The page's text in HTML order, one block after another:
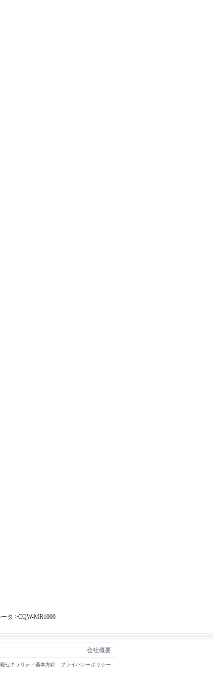
タ >CQW-MR1000
会社概要
プライバシーポリシー
セキュリティ基本方針